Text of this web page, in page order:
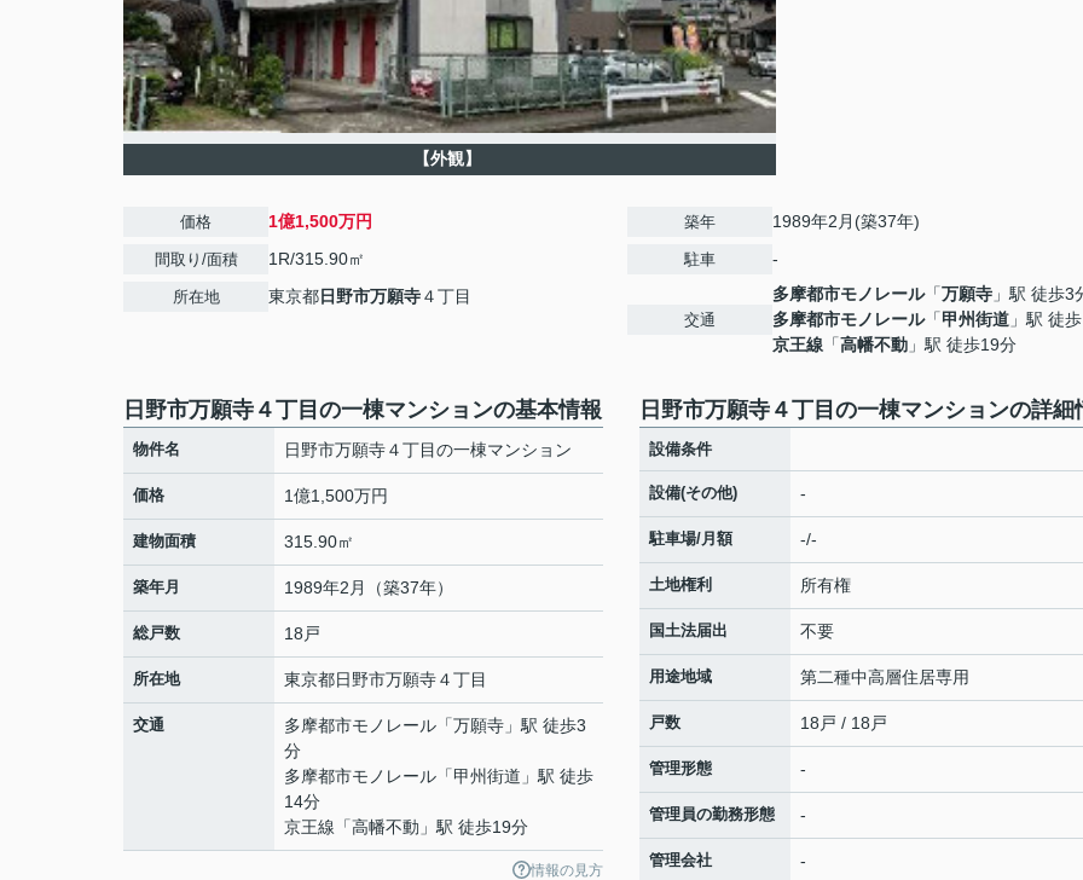
【外観】
価格 1億1,500万円
間取り/面積 1R/315.90㎡
所在地 東京都日野市万願寺４丁目
築年 1989年2月(築37年)
駐車 -
交通
多摩都市モノレール「万願寺 」駅 徒歩3
多摩都市モノレール「甲州街道 」駅 徒
京王線 「高幡不動 」駅 徒歩19分
日野市万願寺４丁目の一棟マンションの基本情報
物件名 日野市万願寺４丁目の一棟マンション
価格 1億1,500万円
建物面積 315.90㎡
築年月 1989年2月（築37年）
総戸数 18戸
所在地 東京都日野市万願寺４丁目
交通 多摩都市モノレール 「万願寺 」駅 徒歩3
分
多摩都市モノレール 「甲州街道 」駅 徒歩
14分
京王線 「高幡不動 」駅 徒歩19分
情報の見方
日野市万願寺４丁目の一棟マンションの詳細
設備条件
設備(その他) -
駐車場/月額 -/-
土地権利 所有権
国土法届出 不要
用途地域 第二種中高層住居専用
戸数 18戸 / 18戸
管理形態 -
管理員の勤務形態 -
管理会社 -